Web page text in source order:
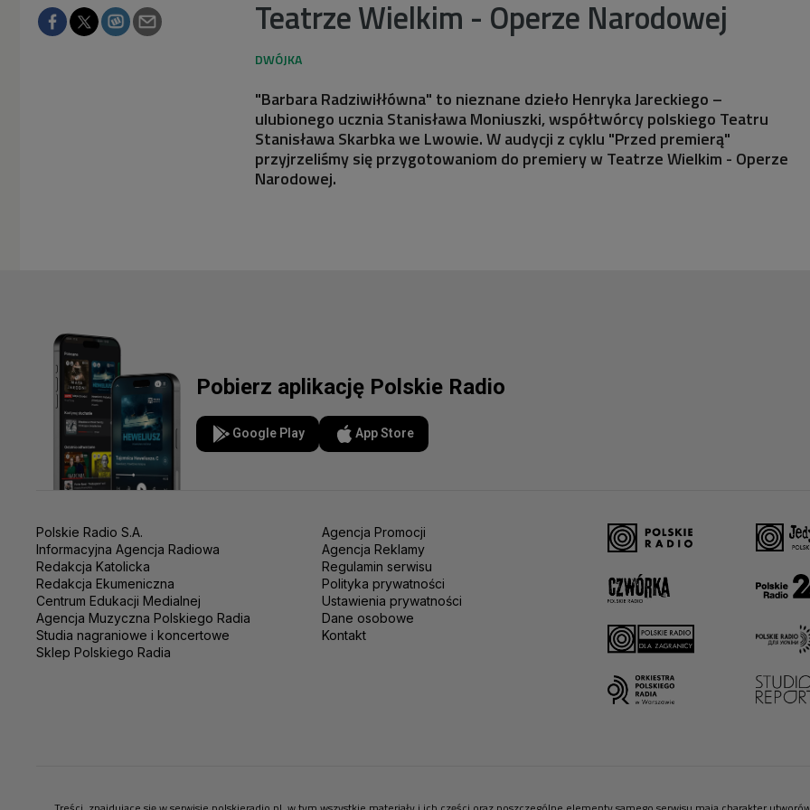
Teatrze Wielkim - Operze Narodowej
"Barbara Radziwiłłówna" to nieznane dzieło Henryka Jareckiego –
ulubionego ucznia Stanisława Moniuszki, współtwórcy polskiego Teatru
Stanisława Skarbka we Lwowie. W audycji z cyklu "Przed premierą"
przyjrzeliśmy się przygotowaniom do premiery w Teatrze Wielkim - Operze
Narodowej.
Pobierz aplikację Polskie Radio
Google Play App Store
Polskie Radio S.A.
Informacyjna Agencja Radiowa
Redakcja Katolicka
Redakcja Ekumeniczna
Centrum Edukacji Medialnej
Agencja Muzyczna Polskiego Radia
Studia nagraniowe i koncertowe
Sklep Polskiego Radia
Agencja Promocji
Agencja Reklamy
Regulamin serwisu
Polityka prywatności
Ustawienia prywatności
Dane osobowe
Kontakt